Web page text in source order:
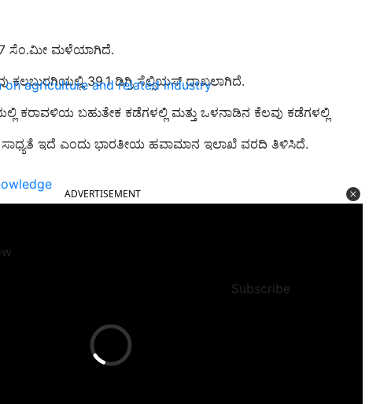
agriculture and related industry
Subscribe
7 ಸೆಂ.ಮೀ ಮಳೆಯಾಗಿದೆ.
ಕಲಬುರಗಿಯಲ್ಲಿ 39.1 ಡಿಗ್ರಿ ಸೆಲ್ಸಿಯಸ್‌ ದಾಖಲಾಗಿದೆ.
ಕರಾವಳಿಯ ಬಹುತೇಕ ಕಡೆಗಳಲ್ಲಿ ಮತ್ತು ಒಳನಾಡಿನ ಕೆಲವು ಕಡೆಗಳಲ್ಲಿ
ಇದೆ ಎಂದು ಭಾರತೀಯ ಹವಾಮಾನ ಇಲಾಖೆ ವರದಿ ತಿಳಿಸಿದೆ.